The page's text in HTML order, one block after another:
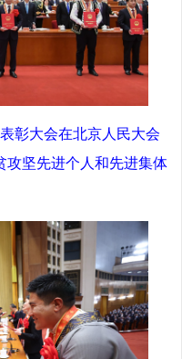
彰大会在北京人民大会
攻坚先进个人和先进集体